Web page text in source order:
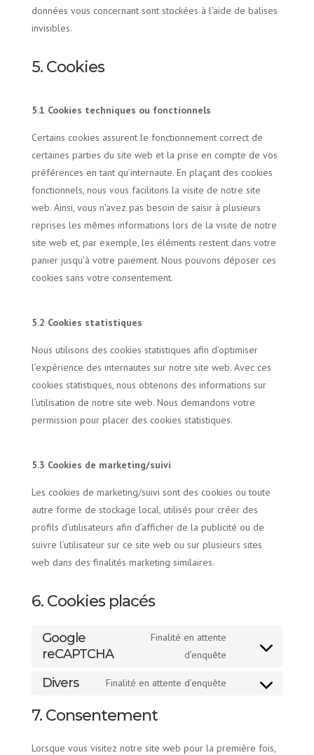
données vous concernant sont stockées à l’aide de balises
invisibles.
5. Cookies
5.1 Cookies techniques ou fonctionnels
Certains cookies assurent le fonctionnement correct de
certaines parties du site web et la prise en compte de vos
préférences en tant qu’internaute. En plaçant des cookies
fonctionnels, nous vous facilitons la visite de notre site
web. Ainsi, vous n’avez pas besoin de saisir à plusieurs
reprises les mêmes informations lors de la visite de notre
site web et, par exemple, les éléments restent dans votre
panier jusqu’à votre paiement. Nous pouvons déposer ces
cookies sans votre consentement.
5.2 Cookies statistiques
Nous utilisons des cookies statistiques afin d’optimiser
l’expérience des internautes sur notre site web. Avec ces
cookies statistiques, nous obtenons des informations sur
l’utilisation de notre site web. Nous demandons votre
permission pour placer des cookies statistiques.
5.3 Cookies de marketing/suivi
Les cookies de marketing/suivi sont des cookies ou toute
autre forme de stockage local, utilisés pour créer des
profils d’utilisateurs afin d’afficher de la publicité ou de
suivre l’utilisateur sur ce site web ou sur plusieurs sites
web dans des finalités marketing similaires.
6. Cookies placés
Google
reCAPTCHA
Finalité en attente
d’enquête
Consent
service
Divers Finalité en attente d’enquête
Consent
divers
7. Consentement
Lorsque vous visitez notre site web pour la première fois,